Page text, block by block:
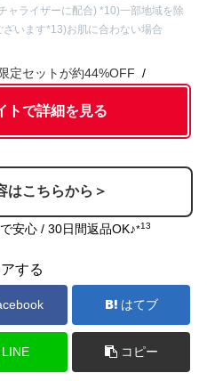
ャライザーに配合) *10)一部地域を除
ざいます*13)お肌に合わない場合
定セットが約44%OFF
トで詳細を見る
はこちらから＞
安心 / 30日間返品OK♪*13
する
はてブ
LINE コピー